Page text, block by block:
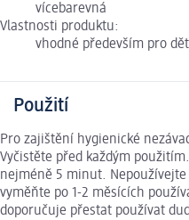
vícebarevná
Vlastnosti produktu:
vhodné především pro
Použití
Pro zajištění hygienické
Vyčistěte před každým
nejméně 5 minut.
vyměňte po 1-2 měsících
doporučuje přestat používat